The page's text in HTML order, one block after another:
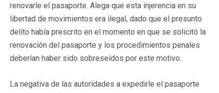
renovarle el pasaporte. Alega que esta injerencia en su
libertad de movimientos era ilegal, dado que el presunto
delito había prescrito en el momento en que se solicitó la
renovación del pasaporte y los procedimientos penales
deberían haber sido sobreseídos por este motivo.
La negativa de las autoridades a expedirle el pasaporte